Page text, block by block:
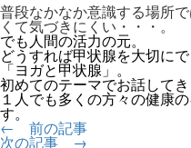
普段なかなか意識する場所
くて気づきにくい・・・。
でも人間の活力の元。
どうすれば甲状腺を大切に
「ヨガと甲状腺」。
初めてのテーマでお話してき
１人でも多くの方々の健康
す。
← 前の記事
次の記事 →